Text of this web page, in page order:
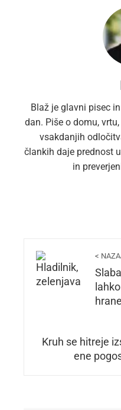
Blaž je glavni pisec
dan. Piše o domu,
vsakdanjih
člankih daje prednost
in
<
hrane
Kruh se hitreje
ene